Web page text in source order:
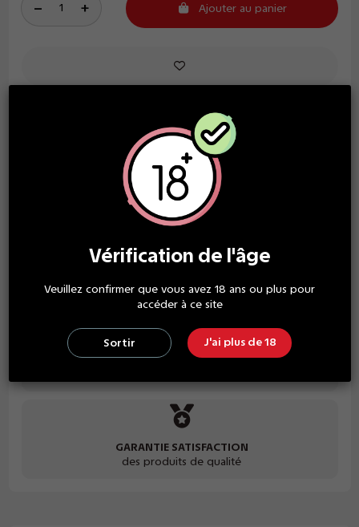
Ajouter au panier
LIVRAISON GRATUITE
à partir de 30€ d'achat
une équipe à votre écoute
PAIEMENT SÉCURISÉ
GARANTIE SATISFACTION
des produits de qualité
Vérification de l'âge
Veuillez confirmer que vous avez 18 ans ou plus pour
accéder à ce site
Sortir J'ai plus de 18